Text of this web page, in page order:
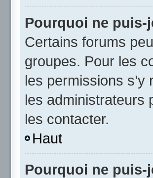
Pourquoi ne puis-
Certains forums
groupes. Pour les
les permissions
les administrateurs
les contacter.
Haut
Pourquoi ne puis-